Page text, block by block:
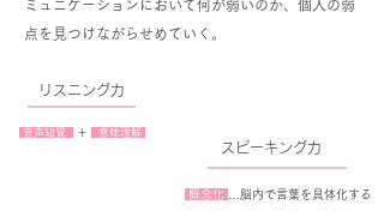
ミュニケーションにおいて何が弱いのか、個人の弱
点を見つけながらせめていく。
リスニング力
音声知覚 ＋ 意味理解
​スピーキング力
概念化
…脳内で言葉を具体化する